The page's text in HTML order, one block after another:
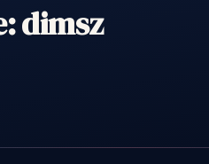
dimsz